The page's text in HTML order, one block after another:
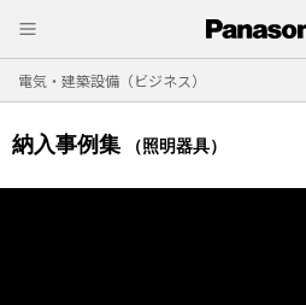
電気・建築設備（ビジネス）
納入事例集 （照明器具）